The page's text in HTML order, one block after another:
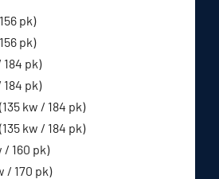
pk)
pk)
184 pk)
184 pk)
kw / 184 pk)
kw / 184 pk)
/ 160 pk)
/ 170 pk)